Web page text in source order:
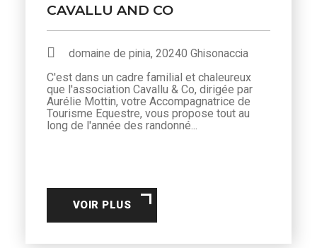
CAVALLU AND CO
domaine de pinia, 20240 Ghisonaccia
C'est dans un cadre familial et chaleureux
que l'association Cavallu & Co, dirigée par
Aurélie Mottin, votre Accompagnatrice de
Tourisme Equestre, vous propose tout au
long de l'année des randonné...
VOIR PLUS